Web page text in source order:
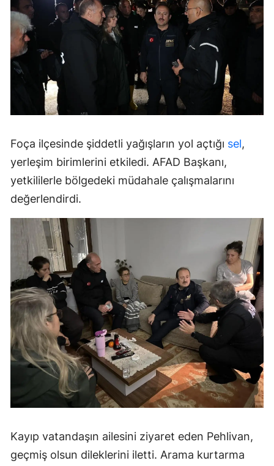
Foça ilçesinde şiddetli yağışların yol açtığı sel,
yerleşim birimlerini etkiledi. AFAD Başkanı,
yetkililerle bölgedeki müdahale çalışmalarını
değerlendirdi.
Kayıp vatandaşın ailesini ziyaret eden Pehlivan,
geçmiş olsun dileklerini iletti. Arama kurtarma